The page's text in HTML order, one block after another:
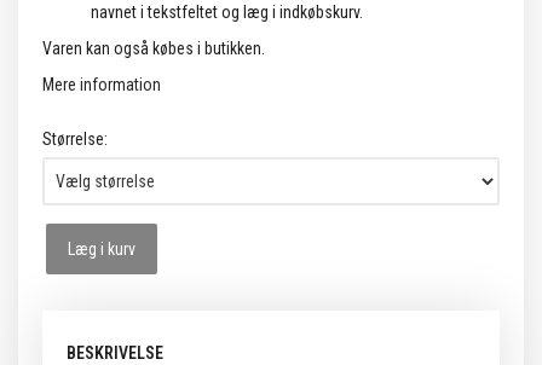
navnet i tekstfeltet og læg i indkøbskurv.
Varen kan også købes i butikken.
Mere information
Størrelse:
Læg i kurv
BESKRIVELSE